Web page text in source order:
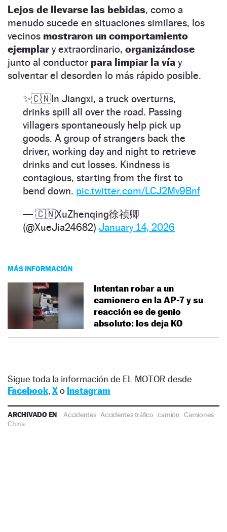
Lejos de llevarse las bebidas, como a
menudo sucede en situaciones similares, los
vecinos mostraron un comportamiento
ejemplary extraordinario, organizándose
junto al conductor para limpiar la vía y
solventar el desorden lo más rápido posible.
✨🇨🇳In Jiangxi, a truck overturns,
drinks spill all over the road. Passing
villagers spontaneously help pick up
goods. A group of strangers back the
driver, working day and night to retrieve
drinks and cut losses. Kindness is
contagious, starting from the first to
bend down. pic.twitter.com/LCJ2Mv9Bnf
— 🇨🇳XuZhenqing徐祯卿
(@XueJia24682) January 14, 2026
MÁS INFORMACIÓN
Intentan robar a un
camionero en la AP-7 y su
reacción es de genio
absoluto: los deja KO
Sigue toda la información de EL MOTOR desde
Facebook, Xo Instagram
ARCHIVADO EN Accidentes· Accidentes tráfico ·camión ·Camiones·
China